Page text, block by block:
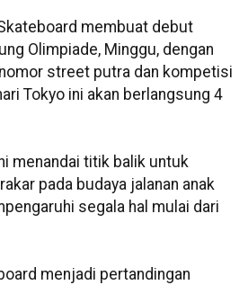
membuat debut
Olimpiade, Minggu, dengan
street putra dan kompetisi
Tokyo ini akan berlangsung 4
menandai titik balik untuk
pada budaya jalanan anak
segala hal mulai dari
menjadi pertandingan